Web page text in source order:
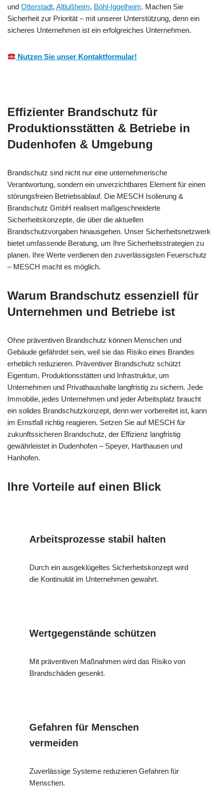
und Otterstadt, Altlußheim, Böhl-Iggelheim. Machen Sie
Sicherheit zur Priorität – mit unserer Unterstützung, denn ein
sicheres Unternehmen ist ein erfolgreiches Unternehmen.
Nutzen Sie unser Kontaktformular!
Effizienter Brandschutz für
Produktionsstätten & Betriebe in
Dudenhofen & Umgebung
Brandschutz sind nicht nur eine unternehmerische
Verantwortung, sondern ein unverzichtbares Element für einen
störungsfreien Betriebsablauf. Die MESCH Isolierung &
Brandschutz GmbH realisert maßgeschneiderte
Sicherheitskonzepte, die über die aktuellen
Brandschutzvorgaben hinausgehen. Unser Sicherheitsnetzwerk
bietet umfassende Beratung, um Ihre Sicherheitsstrategien zu
planen. Ihre Werte verdienen den zuverlässigsten Feuerschutz
– MESCH macht es möglich.
Warum Brandschutz essenziell für
Unternehmen und Betriebe ist
Ohne präventiven Brandschutz können Menschen und
Gebäude gefährdet sein, weil sie das Risiko eines Brandes
erheblich reduzieren. Präventiver Brandschutz schützt
Eigentum, Produktionsstätten und Infrastruktur, um
Unternehmen und Privathaushalte langfristig zu sichern. Jede
Immobilie, jedes Unternehmen und jeder Arbeitsplatz braucht
ein solides Brandschutzkonzept, denn wer vorbereitet ist, kann
im Ernstfall richtig reagieren. Setzen Sie auf MESCH für
zukunftssicheren Brandschutz, der Effizienz langfristig
gewährleistet in Dudenhofen – Speyer, Harthausen und
Hanhofen.
Ihre Vorteile auf einen Blick
Arbeitsprozesse stabil halten
Durch ein ausgeklügeltes Sicherheitskonzept wird
die Kontinuität im Unternehmen gewahrt.
Wertgegenstände schützen
Mit präventiven Maßnahmen wird das Risiko von
Brandschäden gesenkt.
Gefahren für Menschen
vermeiden
Zuverlässige Systeme reduzieren Gefahren für
Menschen.